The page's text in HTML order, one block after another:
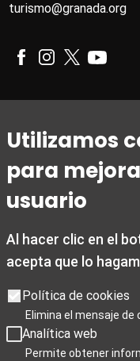
turismo@granada.org
De 1 de marzo a 31 de
De lunes a viernes de
Sábados de 10:00 a
Domingos y festivos de
De 1 noviembre a 28
De lunes a viernes de
Sábados de 10:00 a
Domingos y festivos
Días de cierre 25 de
Utilizamos
para
usuario
Al hacer clic en el
acepta que lo
Política de cookies
Elimina el mensaje
Analítica web
Permite obtener